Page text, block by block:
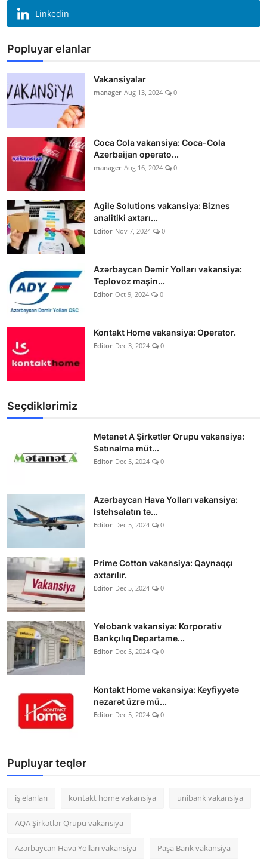
Linkedin
Popluyar elanlar
Vakansiyalar
manager Aug 13, 2024 0
Coca Cola vakansiya: Coca-Cola
Azerbaijan operato...
manager Aug 16, 2024 0
Agile Solutions vakansiya: Biznes
analitiki axtarı...
Editor Nov 7, 2024 0
Azərbaycan Dəmir Yolları vakansiya:
Teplovoz maşin...
Editor Oct 9, 2024 0
Kontakt Home vakansiya: Operator.
Editor Dec 3, 2024 0
Seçdiklərimiz
Mətanət A Şirkətlər Qrupu vakansiya:
Satınalma müt...
Editor Dec 5, 2024 0
Azərbaycan Hava Yolları vakansiya:
Istehsalatın tə...
Editor Dec 5, 2024 0
Prime Cotton vakansiya: Qaynaqçı
axtarılır.
Editor Dec 5, 2024 0
Yelobank vakansiya: Korporativ
Bankçılıq Departame...
Editor Dec 5, 2024 0
Kontakt Home vakansiya: Keyfiyyətə
nəzarət üzrə mü...
Editor Dec 5, 2024 0
Pupluyar teqlər
iş elanları kontakt home vakansiya unibank vakansiya
AQA Şirkətlər Qrupu vakansiya
Azərbaycan Hava Yolları vakansiya Paşa Bank vakansiya